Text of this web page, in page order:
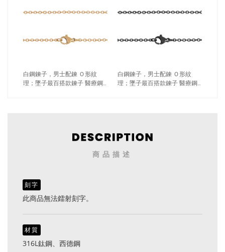
白鋼鍊子，男士配鍊 Ｏ形紋
理；墜子最百搭款鍊子 醫療鋼
白鋼鍊子，男士配鍊 Ｏ形紋
理；墜子最百搭款鍊子 醫療鋼
商品描述
刻字
此商品無法鐳射刻字。
材質
316L鈦鋼、西德鋼